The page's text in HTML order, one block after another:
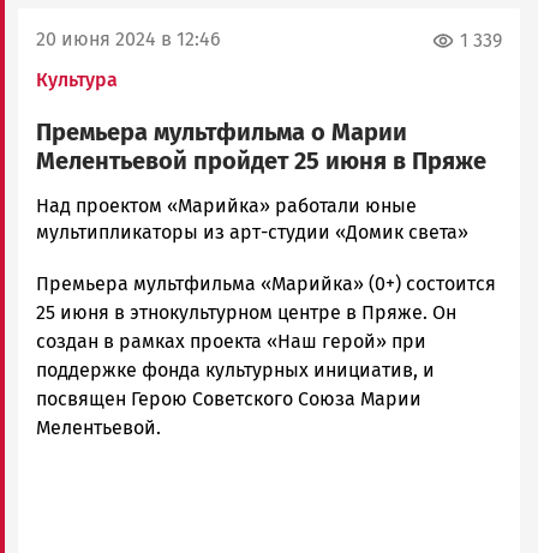
20 июня 2024 в 12:46
Культура
1 339
Премьера мультфильма о Марии
Мелентьевой пройдет 25 июня в Пряже
Корректор
Новости
и
Карелии
|
Петрозаводск
ГОВОРИТ
Над проектом «Марийка» работали юные
мультипликаторы из арт-студии «Домик света»
Премьера мультфильма «Марийка» (0+) состоится
25 июня в этнокультурном центре в Пряже. Он
создан в рамках проекта «Наш герой» при
поддержке фонда культурных инициатив, и
посвящен Герою Советского Союза Марии
Мелентьевой.